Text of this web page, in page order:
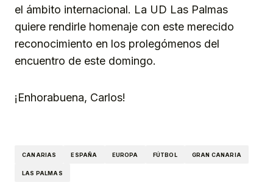
el ámbito internacional. La UD Las Palmas
quiere rendirle homenaje con este merecido
reconocimiento en los prolegómenos del
encuentro de este domingo.
¡Enhorabuena, Carlos!
CANARIAS ESPAÑA EUROPA FÚTBOL GRAN CANARIA
LAS PALMAS